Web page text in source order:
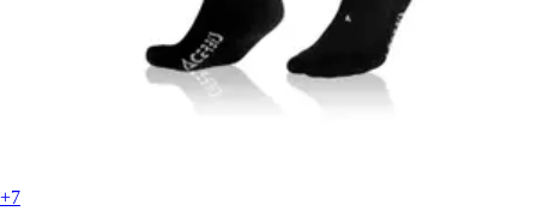
+7